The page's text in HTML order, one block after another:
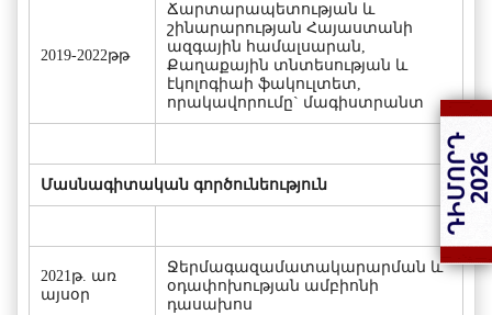
2019-2022թթ
Ճարտարապետության և
շինարարության Հայաստանի
ազգային համալսարան,
Քաղաքային տնտեսության և
էկոլոգիաի ֆակուլտետ,
որակավորումը` մագիստրանտ
Մասնագիտական գործունեություն
2021թ. առ
այսօր
Ջերմագազամատակարարման և
օդափոխության ամբիոնի
դասախոս